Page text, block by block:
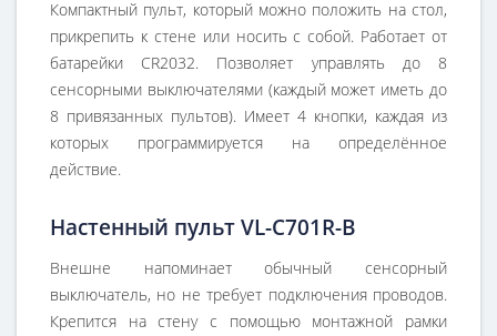
Компактный пульт, который можно положить на стол,
прикрепить к стене или носить с собой. Работает от
батарейки CR2032. Позволяет управлять до 8
сенсорными выключателями (каждый может иметь до
8 привязанных пультов). Имеет 4 кнопки, каждая из
которых программируется на определённое
действие.
Настенный пульт VL-C701R-B
Внешне напоминает обычный сенсорный
выключатель, но не требует подключения проводов.
Крепится на стену с помощью монтажной рамки